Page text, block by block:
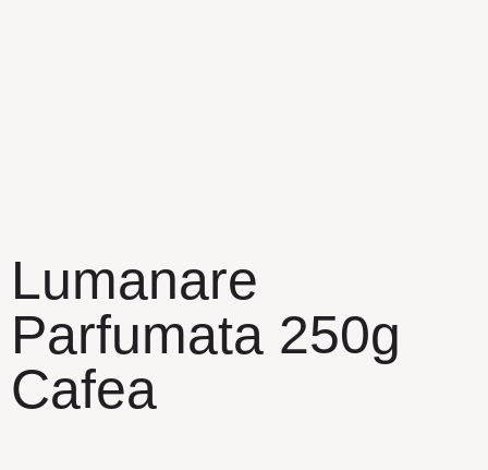
Lumanare
Parfumata 250g
Cafea